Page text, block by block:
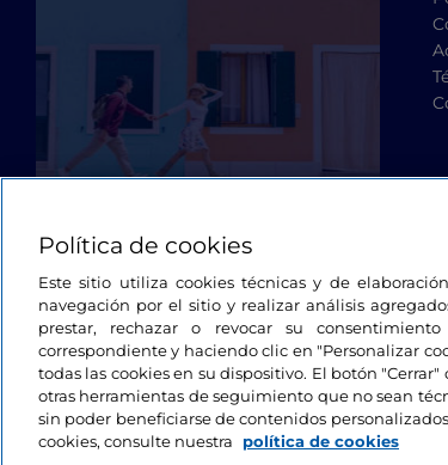
Política de cookies
Este sitio utiliza cookies técnicas y de
navegación por el sitio y realizar análisis
prestar, rechazar o revocar su
correspondiente y haciendo clic en "Personalizar
todas las cookies en su dispositivo. El botón
otras herramientas de seguimiento que no sean
sin poder beneficiarse de contenidos
cookies, consulte nuestra
política de cookies